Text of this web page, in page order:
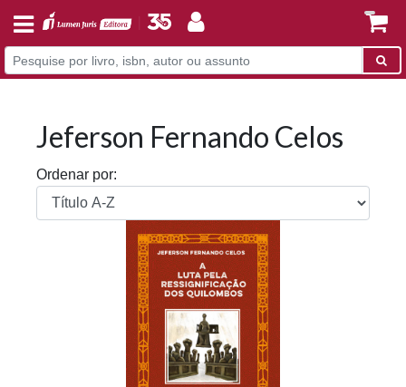
Jeferson Fernando Celos
Ordenar por: